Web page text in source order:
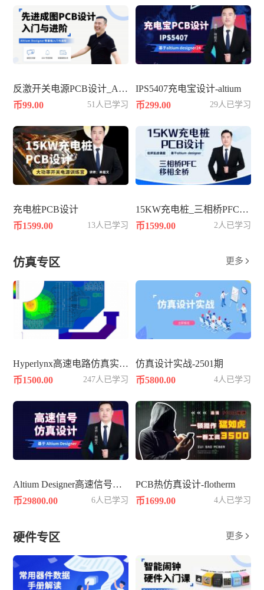
反激开关电源PCB设计_AD25
币99.00
51人已学习
IPS5407充电宝设计-altium
币299.00
29人已学习
充电桩PCB设计
币1599.00
13人已学习
15KW充电桩_三相桥PFC_移相全桥
币1599.00
2人已学习
仿真专区 更多 
Hyperlynx高速电路仿真实战知识
币1500.00
247人已学习
仿真设计实战-2501期
币5800.00
4人已学习
Altium Designer高速信号仿真设计
币29800.00
6人已学习
PCB热仿真设计-flotherm
币1699.00
4人已学习
硬件专区 更多 